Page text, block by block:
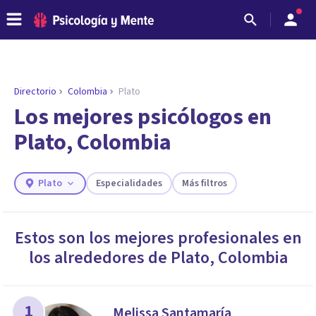
ENCONTRAR MI TERAPEUTA
¿Necesitas ayuda para encontrar el
psicólogo adecuado?
Responde a unas breves preguntas y te ofreceremos
necesidades.
Directorio Colombia Plato
Los mejores psicólogos en
Plato, Colombia
Plato Especialidades Más filtros
Estos son los mejores profesionales en
los alrededores de Plato, Colombia